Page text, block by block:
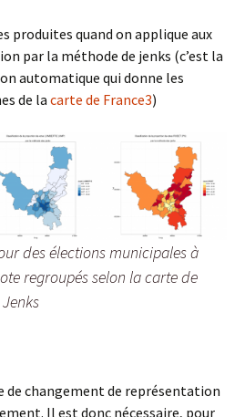
produites quand on applique aux
par la méthode de jenks (c’est la
automatique qui donne les
de la carte de France3)
des élections municipales à
regroupés selon la carte de
de changement de représentation
Il est donc nécessaire, pour